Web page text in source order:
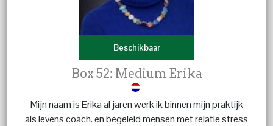
Beschikbaar
Box 52: Medium Erika
Mijn naam is Erika al jaren werk ik binnen mijn praktijk
als levens coach. en begeleid mensen met relatie stress